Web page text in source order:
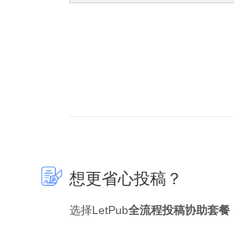
想更省心投稿？
选择LetPub全流程投稿协助套餐